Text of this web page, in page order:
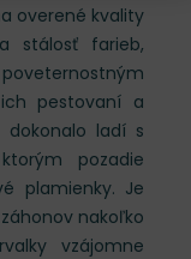
overené kvality
stálosť farieb,
pestovaní a
dokonalo ladí s
pozadie
plamienky. Je
nakoľko
vzájomne